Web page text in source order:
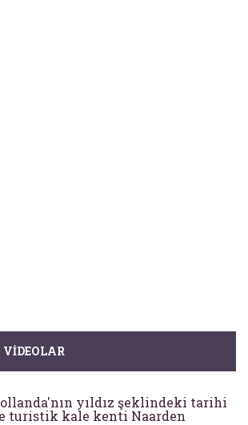
VIDEOLAR
yıldız şeklindeki tarihi
turistik kale kenti Naarden